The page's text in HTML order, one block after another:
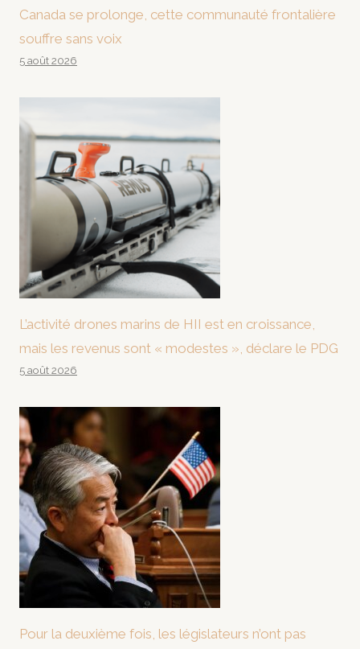
Canada se prolonge, cette communauté frontalière
souffre sans voix
5 août 2026
L’activité drones marins de HII est en croissance,
mais les revenus sont « modestes », déclare le PDG
5 août 2026
Pour la deuxième fois, les législateurs n’ont pas